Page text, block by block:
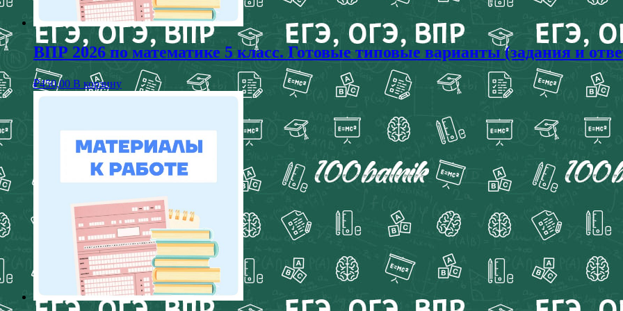
ВПР 2026 по математике 5 класс. Готовые типовые варианты (задания и
₽450,00 В корзину